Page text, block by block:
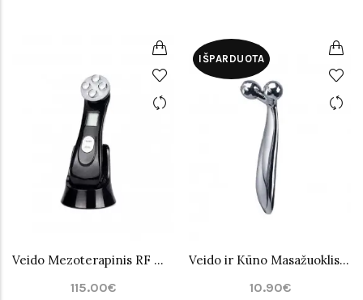
Veido Mezoterapinis RF Masažuoklis Juodas
115.00€
IŠPARDUOTA
Veido ir Kūno Masažuoklis Y - Formos
10.90€